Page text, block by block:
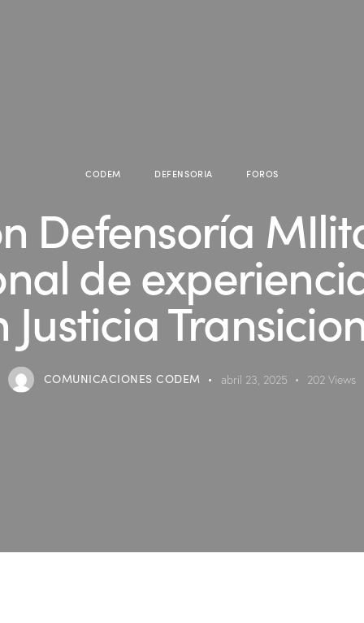
CODEM DEFENSORIA FOROS
Defensoría
de
Justicia
COMUNICACIONES CODEM abril 23, 2025 202 Views